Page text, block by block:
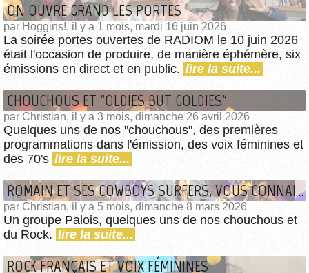
ON OUVRE GRAND LES PORTES
par Hoggins!, il y a 1 mois, mardi 16 juin 2026
La soirée portes ouvertes de RADIOM le 10 juin 2026
était l'occasion de produire, de manière éphémère, six
émissions en direct et en public. lire la suite...
CHOUCHOUS ET "OLDIES BUT GOLDIES"
par Christian, il y a 3 mois, dimanche 26 avril 2026
Quelques uns de nos "chouchous", des premières
programmations dans l'émission, des voix féminines et
des 70's lire la suite...
ROMAIN ET SES COWBOYS SURFERS, VOUS CONNAISSEZ ?
par Christian, il y a 5 mois, dimanche 8 mars 2026
Un groupe Palois, quelques uns de nos chouchous et
du Rock. lire la suite...
ROCK FRANÇAIS ET VOIX FÉMININES